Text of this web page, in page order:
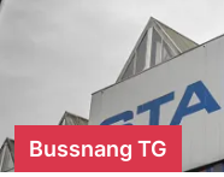
Bussnang TG